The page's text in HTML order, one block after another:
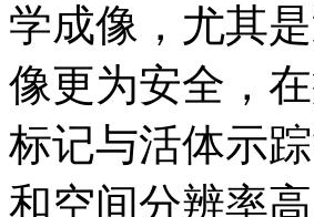
学成像，尤其
像更为安全，
标记与活体示
和空间分辨率